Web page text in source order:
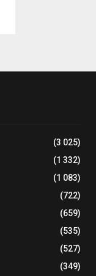
(3 025)
(1 332)
(1 083)
(722)
(659)
(535)
(527)
(349)